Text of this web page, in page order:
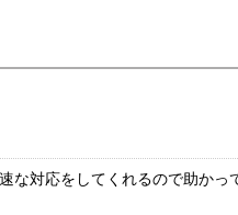
対応をしてくれるので助かっ